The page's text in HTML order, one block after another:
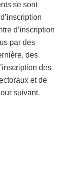
se sont
d’inscription
par des
des
des
et de
suivant.